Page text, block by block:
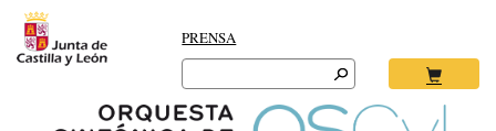
PRENSA
Search
for: